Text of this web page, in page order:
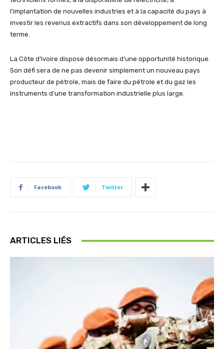
l’implantation de nouvelles industries et à la capacité du pays à
investir les revenus extractifs dans son développement de long
terme.
La Côte d’Ivoire dispose désormais d’une opportunité historique.
Son défi sera de ne pas devenir simplement un nouveau pays
producteur de pétrole, mais de faire du pétrole et du gaz les
instruments d’une transformation industrielle plus large.
Facebook Twitter
ARTICLES LIÉS